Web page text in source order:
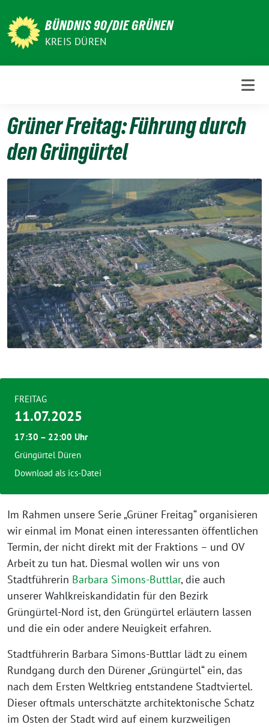
zum
Inhalt
BÜNDNIS 90/DIE GRÜNEN
KREIS DÜREN
Grüner Freitag: Führung durch
den Grüngürtel
Im Rahmen unsere Serie „Grüner Freitag“ organisieren
wir einmal im Monat einen interessanten öffentlichen
Termin, der nicht direkt mit der Fraktions – und OV
Arbeit zu tun hat. Diesmal wollen wir uns von
Stadtführerin Barbara Simons-Buttlar, die auch
unserer Wahlkreiskandidatin für den Bezirk
Grüngürtel-Nord ist, den Grüngürtel erläutern lassen
und die ein oder andere Neuigkeit erfahren.
Stadtführerin Barbara Simons-Buttlar lädt zu einem
Rundgang durch den Dürener „Grüngürtel“ ein, das
nach dem Ersten Weltkrieg entstandene Stadtviertel.
Dieser oftmals unterschätzte architektonische Schatz
im Osten der Stadt wird auf einem kurzweiligen
FREITAG
11.07.2025
17:30 – 22:00 Uhr
Grüngürtel Düren
Download als ics-Datei